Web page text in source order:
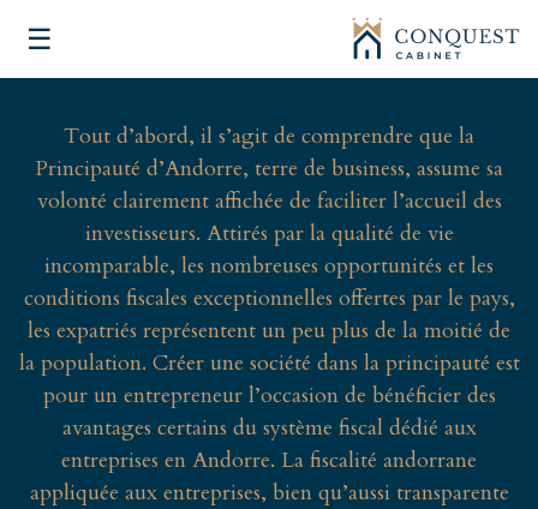
☰
Tout d’abord, il s’agit de comprendre que la
Principauté d’Andorre, terre de business, assume sa
volonté clairement affichée de faciliter l’accueil des
investisseurs. Attirés par la qualité de vie
incomparable, les nombreuses opportunités et les
conditions fiscales exceptionnelles offertes par le pays,
les expatriés représentent un peu plus de la moitié de
la population. Créer une société dans la principauté est
pour un entrepreneur l’occasion de bénéficier des
avantages certains du système fiscal dédié aux
entreprises en Andorre. La fiscalité andorrane
appliquée aux entreprises, bien qu’aussi transparente